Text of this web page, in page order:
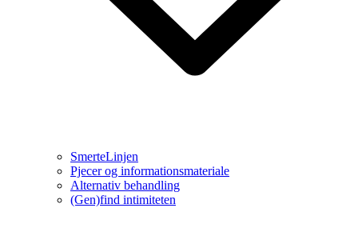
SmerteLinjen
Pjecer og informationsmateriale
Alternativ behandling
(Gen)find intimiteten